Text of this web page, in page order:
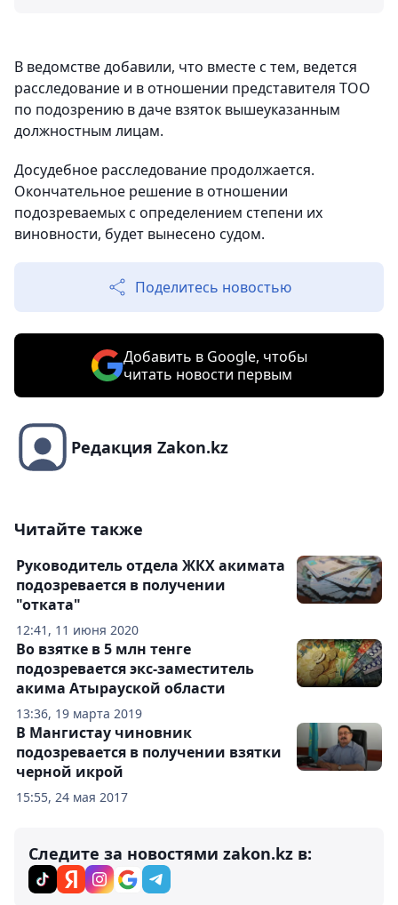
В ведомстве добавили, что вместе с тем, ведется
расследование и в отношении представителя ТОО
по подозрению в даче взяток вышеуказанным
должностным лицам.
Досудебное расследование продолжается.
Окончательное решение в отношении
подозреваемых с определением степени их
виновности, будет вынесено судом.
Поделитесь новостью
Добавить в Google, чтобы
читать новости первым
Редакция Zakon.kz
Читайте также
12:41, 11 июня 2020
Руководитель отдела ЖКХ акимата
подозревается в получении
"отката"
13:36, 19 марта 2019
Во взятке в 5 млн тенге
подозревается экс-заместитель
акима Атырауской области
15:55, 24 мая 2017
В Мангистау чиновник
подозревается в получении взятки
черной икрой
Следите за новостями zakon.kz в: